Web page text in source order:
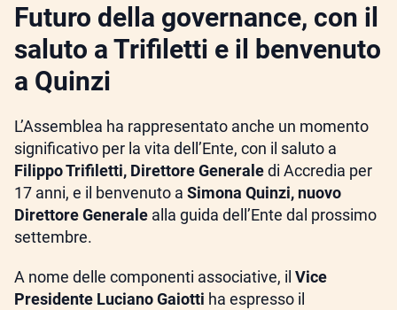
Futuro della governance, con il
saluto a Trifiletti e il benvenuto
a Quinzi
L’Assemblea ha rappresentato anche un momento
significativo per la vita dell’Ente, con il saluto a
Filippo Trifiletti, Direttore Generaledi Accredia per
17 anni, e il benvenuto a Simona Quinzi, nuovo
Direttore Generale alla guida dell’Ente dal prossimo
settembre.
A nome delle componenti associative, il Vice
Presidente Luciano Gaiotti ha espresso il